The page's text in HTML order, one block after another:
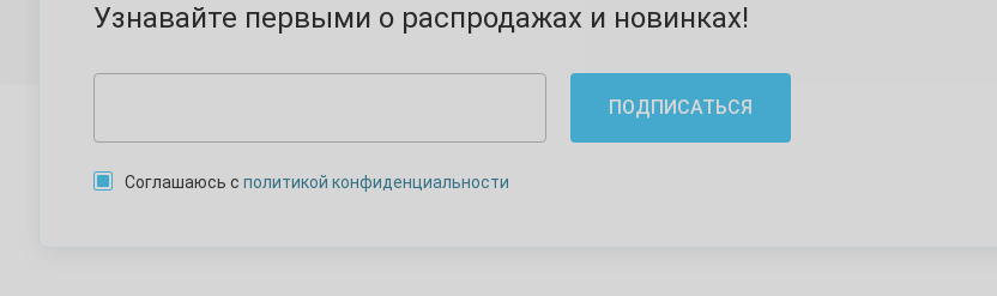
Узнавайте первыми о распродажах и новинках!
ПОДПИСАТЬСЯ
Соглашаюсь с политикой конфиденциальности